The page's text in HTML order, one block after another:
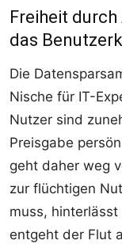
Freiheit
das
Die
Nische für IT-
Nutzer sind
Preisgabe
geht daher weg
zur flüchtigen
muss,
entgeht der Flut